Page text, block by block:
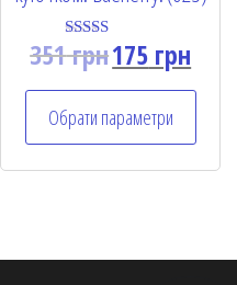
Rated
5.00
351грн175 грн
Обрати параметри